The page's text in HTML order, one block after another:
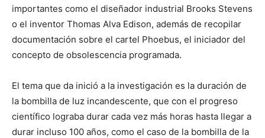
importantes como el diseñador industrial Brooks Stevens
o el inventor Thomas Alva Edison, además de recopilar
documentación sobre el cartel Phoebus, el iniciador del
concepto de obsolescencia programada.
El tema que da inició a la investigación es la duración de
la bombilla de luz incandescente, que con el progreso
científico lograba durar cada vez más horas hasta llegar a
durar incluso 100 años, como el caso de la bombilla de la